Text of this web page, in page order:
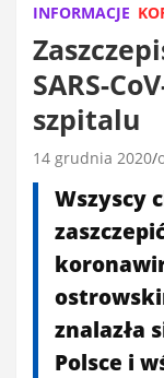
INFORMACJE
SARS-
szpitalu
14 grudnia 2020
Wszyscy
znalazła
Polsce i